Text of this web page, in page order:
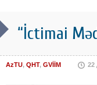
“İctimai
AzTU, QHT, GVİİM 22